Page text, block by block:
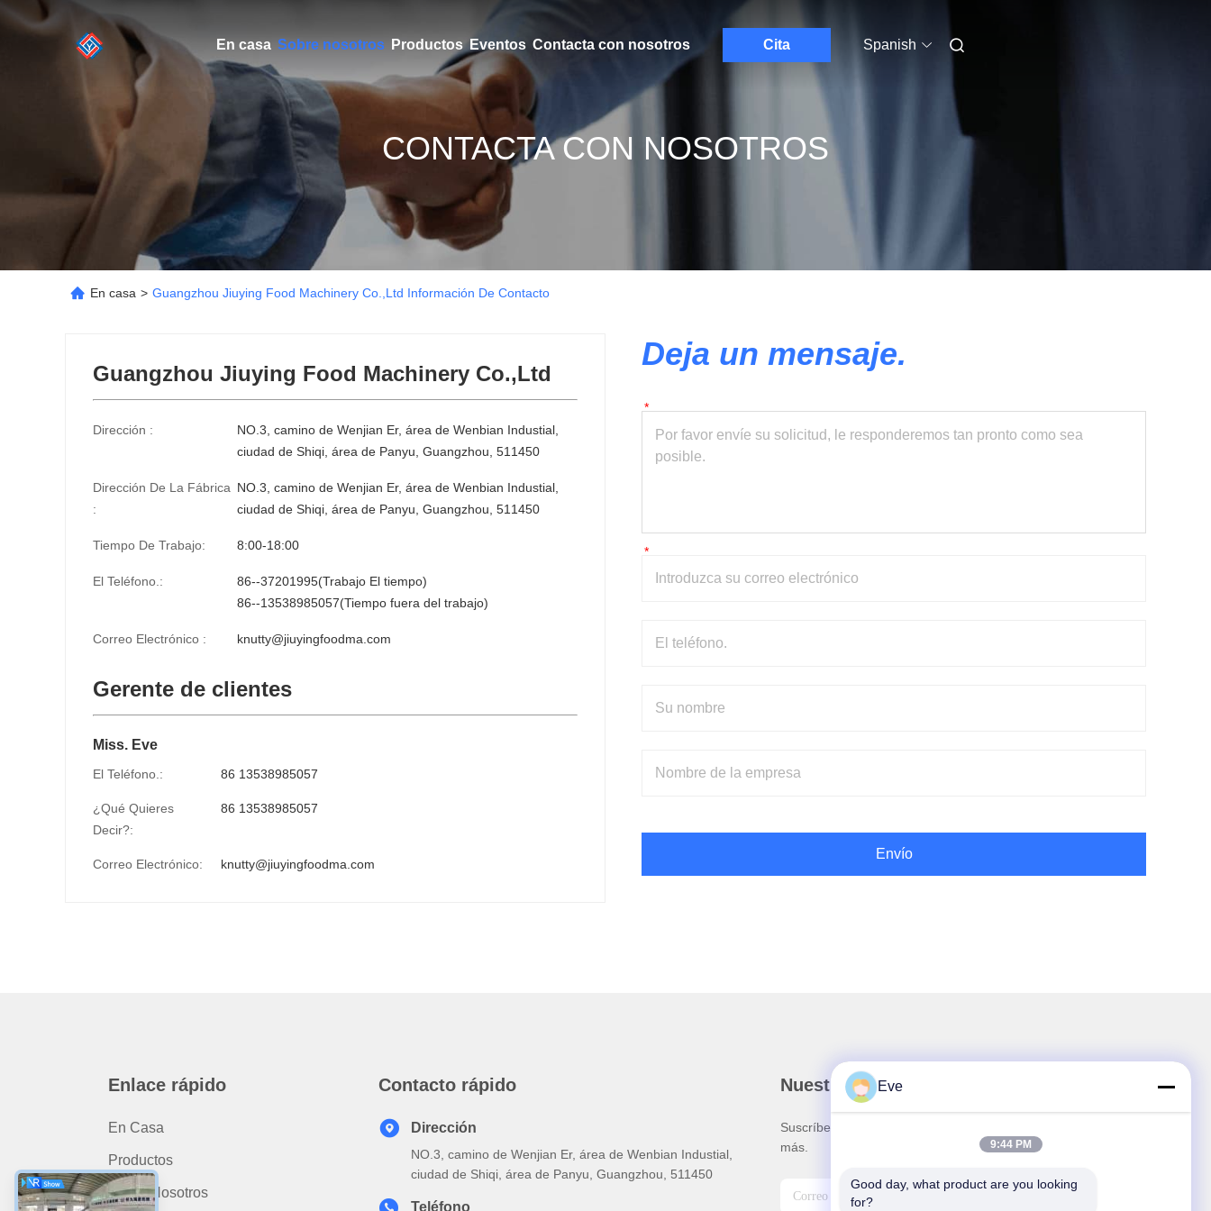
En casa Sobre nosotros Productos Eventos Contacta con nosotros Cita Spanish
CONTACTA CON NOSOTROS
En casa > Guangzhou Jiuying Food Machinery Co.,Ltd Información De Contacto
Guangzhou Jiuying Food Machinery Co.,Ltd
Dirección :
NO.3, camino de Wenjian Er, área de Wenbian Industial,
ciudad de Shiqi, área de Panyu, Guangzhou, 511450
Dirección De La Fábrica
:
NO.3, camino de Wenjian Er, área de Wenbian Industial,
ciudad de Shiqi, área de Panyu, Guangzhou, 511450
Tiempo De Trabajo: 8:00-18:00
El Teléfono.:
86--37201995(Trabajo El tiempo)
86--13538985057(Tiempo fuera del trabajo)
Correo Electrónico : knutty@jiuyingfoodma.com
Gerente de clientes
Miss. Eve
El Teléfono.: 86 13538985057
¿Qué Quieres
Decir?:
86 13538985057
Correo Electrónico: knutty@jiuyingfoodma.com
Deja un mensaje.
Envío
Enlace rápido
En Casa
Productos
Sobre Nosotros
Contacto rápido
Dirección
NO.3, camino de Wenjian Er, área de Wenbian Industial,
ciudad de Shiqi, área de Panyu, Guangzhou, 511450
Teléfono
Nuestro boletín
Suscríbete a nuestro boletín para obtener descuentos y
más.
Eve
9:44 PM
Good day, what product are you looking
for?